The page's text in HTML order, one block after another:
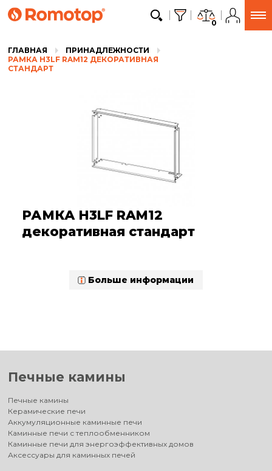
0
ГЛАВНАЯ
ПРИНАДЛЕЖНОСТИ
РАМКА H3LF RAM12 ДЕКОРАТИВНАЯ
СТАНДАРТ
РАМКА H3LF RAM12
декоративная стандарт
Больше информации
Печные камины
Печные камины
Керамические печи
Аккумуляционные каминные печи
Каминные печи с теплообменником
Каминные печи для энергоэффективных домов
Аксессуары для каминных печей